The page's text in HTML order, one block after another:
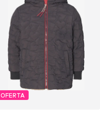
OFERTA